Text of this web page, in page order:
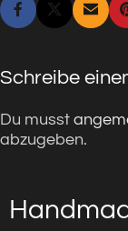
Schreibe
Du musst
abzugeben.